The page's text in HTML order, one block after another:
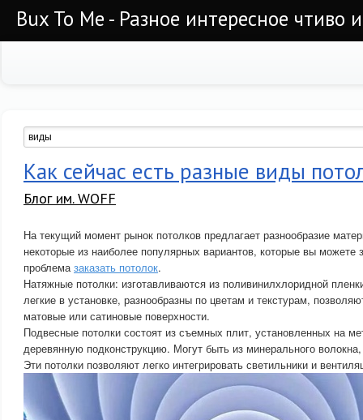
Bux To Me - Разное интересное чтиво
Как сейчас есть разные виды
Блог им. WOFF
На текущий момент рынок потолков предлагает разнообразие
некоторые из наиболее популярных вариантов, которые вы можете
проблемазаказать потолок.
Натяжные потолки: изготавливаются из поливинилхлоридной
легкие в установке, разнообразны по цветам и текстурам,
матовые или сатиновые поверхности.
Подвесные потолки состоят из съемных плит, установленных на
деревянную подконструкцию. Могут быть из минерального
Эти потолки позволяют легко интегрировать светильники и